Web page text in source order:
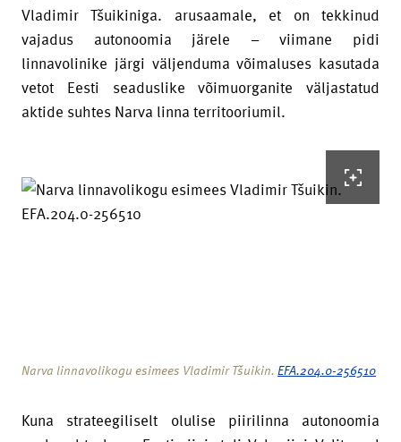
Vladimir Tšuikiniga. arusaamale, et on tekkinud
vajadus autonoomia järele – viimane pidi
linnavolinike järgi väljenduma võimaluses kasutada
vetot Eesti seaduslike võimuorganite väljastatud
aktide suhtes Narva linna territooriumil.
Narva linnavolikogu esimees Vladimir Tšuikin.EFA.204.0-256510
Kuna strateegiliselt olulise piirilinna autonoomia